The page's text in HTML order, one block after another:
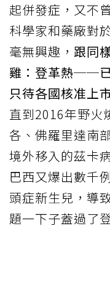
起併發症，又不
科學家和藥廠對
毫無興趣， 跟同
雞：登革熱──已
只待各國核准上
直到2016年野火
各、佛羅里達南
境外移入的茲卡
巴西又爆出數千
頭症新生兒，導
題一下子蓋過了